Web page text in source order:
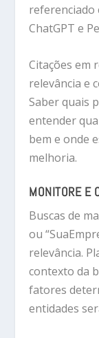
referenciado
ChatGPT e
Citações em
relevância e
Saber quais
entender
bem e onde
melhoria.
MONITORE E
Buscas de
ou
relevância.
contexto da
fatores
entidades